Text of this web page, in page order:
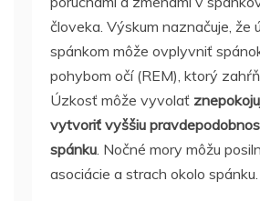
človeka. Výskum naznačuje, že
spánkom môže ovplyvniť
pohybom očí (REM), ktorý
Úzkosť môže vyvolať
vytvoriť vyššiu
spánku. Nočné mory môžu
asociácie a strach okolo spánku.